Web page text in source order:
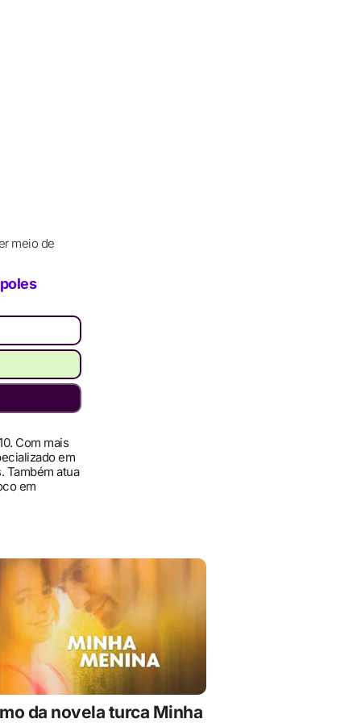
meio de
Com mais
em
Também atua
em
da novela turca Minha